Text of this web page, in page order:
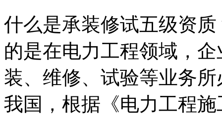
什么是承装修试五级资
的是在电力工程领域，
装、维修、试验等业务
我国，根据《电力工程